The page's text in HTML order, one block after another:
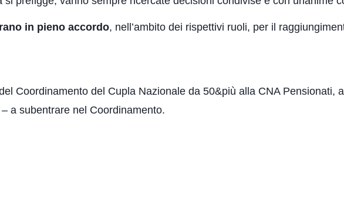
in pieno accordo, nell’ambito dei rispettivi ruoli, per il
Coordinamento del Cupla Nazionale da 50&più alla CNA Pensionati,
a subentrare nel Coordinamento.